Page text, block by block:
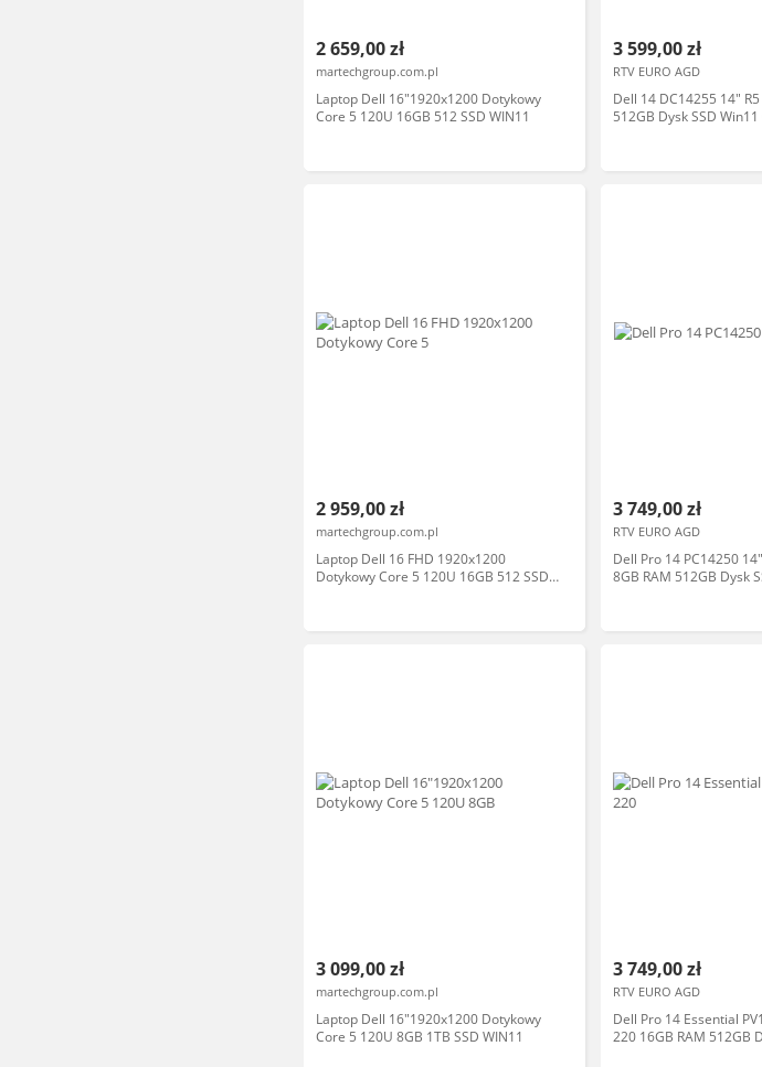
2 659,00 zł
martechgroup.com.pl
Laptop Dell 16"1920x1200 Dotykowy
Core 5 120U 16GB 512 SSD WIN11
3 599,00 zł
RTV EURO AGD
Dell 14 DC14255 14"
512GB Dysk SSD
2 959,00 zł
martechgroup.com.pl
Laptop Dell 16 FHD 1920x1200
Dotykowy Core 5 120U 16GB 512 SSD
3 749,00 zł
RTV EURO AGD
Dell Pro 14 PC14250
8GB RAM 512GB Dysk
3 099,00 zł
martechgroup.com.pl
Laptop Dell 16"1920x1200 Dotykowy
Core 5 120U 8GB 1TB SSD WIN11
3 749,00 zł
RTV EURO AGD
Dell Pro 14 Essential
220 16GB RAM 512GB